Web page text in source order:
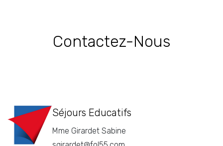
Contactez-Nous
Séjours Educatifs
Mme Girardet Sabine